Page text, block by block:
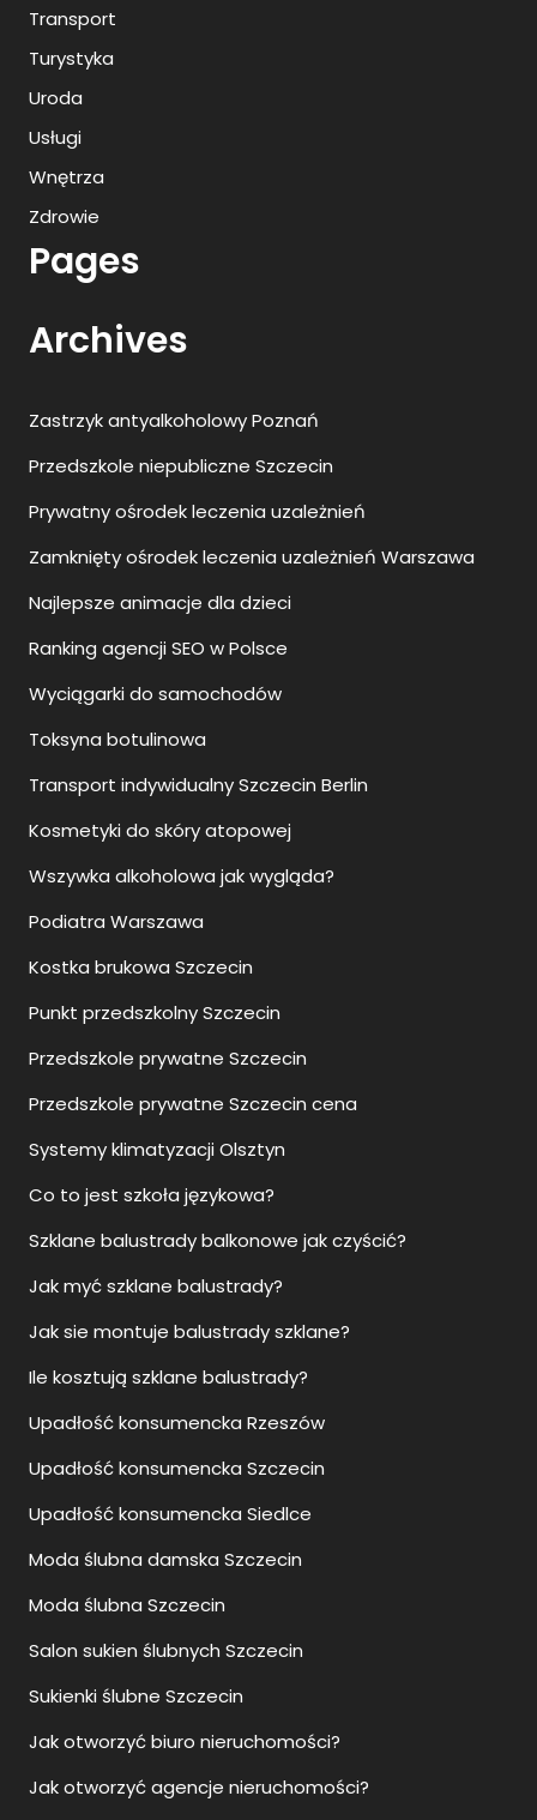
Transport
Turystyka
Uroda
Usługi
Wnętrza
Zdrowie
Pages
Archives
Zastrzyk antyalkoholowy Poznań
Przedszkole niepubliczne Szczecin
Prywatny ośrodek leczenia uzależnień
Zamknięty ośrodek leczenia uzależnień Warszawa
Najlepsze animacje dla dzieci
Ranking agencji SEO w Polsce
Wyciągarki do samochodów
Toksyna botulinowa
Transport indywidualny Szczecin Berlin
Kosmetyki do skóry atopowej
Wszywka alkoholowa jak wygląda?
Podiatra Warszawa
Kostka brukowa Szczecin
Punkt przedszkolny Szczecin
Przedszkole prywatne Szczecin
Przedszkole prywatne Szczecin cena
Systemy klimatyzacji Olsztyn
Co to jest szkoła językowa?
Szklane balustrady balkonowe jak czyścić?
Jak myć szklane balustrady?
Jak sie montuje balustrady szklane?
Ile kosztują szklane balustrady?
Upadłość konsumencka Rzeszów
Upadłość konsumencka Szczecin
Upadłość konsumencka Siedlce
Moda ślubna damska Szczecin
Moda ślubna Szczecin
Salon sukien ślubnych Szczecin
Sukienki ślubne Szczecin
Jak otworzyć biuro nieruchomości?
Jak otworzyć agencje nieruchomości?